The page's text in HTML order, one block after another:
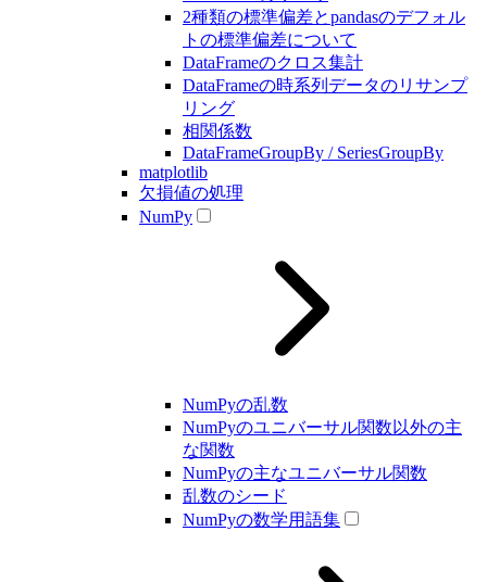
2種類の標準偏差とpandasのデフォル
トの標準偏差について
DataFrameのクロス集計
DataFrameの時系列データのリサンプ
リング
相関係数
DataFrameGroupBy / SeriesGroupBy
matplotlib
欠損値の処理
NumPy
NumPyの乱数
NumPyのユニバーサル関数以外の主
な関数
NumPyの主なユニバーサル関数
乱数のシード
NumPyの数学用語集